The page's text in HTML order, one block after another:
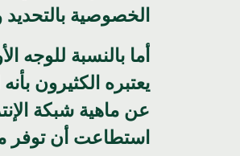
الخصوصية
أما بالنسبة للوجه
يعتبره الكثيرون
عن ماهية شبكة
استطاعت أن توفر